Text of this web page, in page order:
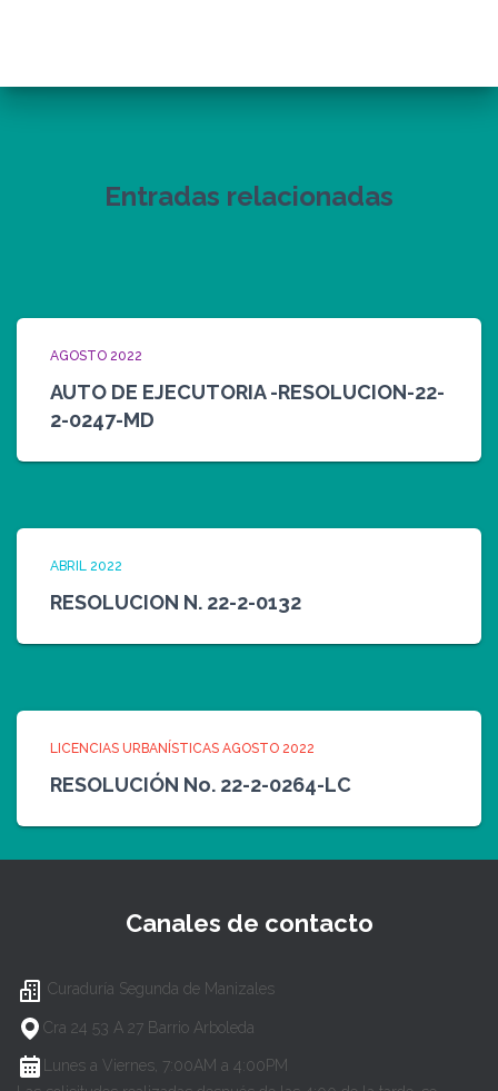
Entradas relacionadas
AGOSTO 2022
AUTO DE EJECUTORIA -RESOLUCION-22-
2-0247-MD
ABRIL 2022
RESOLUCION N. 22-2-0132
LICENCIAS URBANÍSTICAS AGOSTO 2022
RESOLUCIÓN No. 22-2-0264-LC
Canales de contacto
Curaduría Segunda de Manizales
Cra 24 53 A 27 Barrio Arboleda
Lunes a Viernes, 7:00AM a 4:00PM